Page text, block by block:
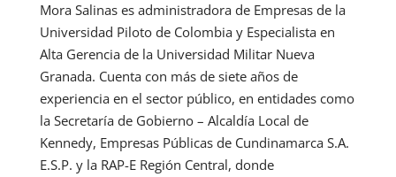
Mora Salinas es administradora de Empresas de la
Universidad Piloto de Colombia y Especialista en
Alta Gerencia de la Universidad Militar Nueva
Granada. Cuenta con más de siete años de
experiencia en el sector público, en entidades como
la Secretaría de Gobierno – Alcaldía Local de
Kennedy, Empresas Públicas de Cundinamarca S.A.
E.S.P. y la RAP-E Región Central, donde